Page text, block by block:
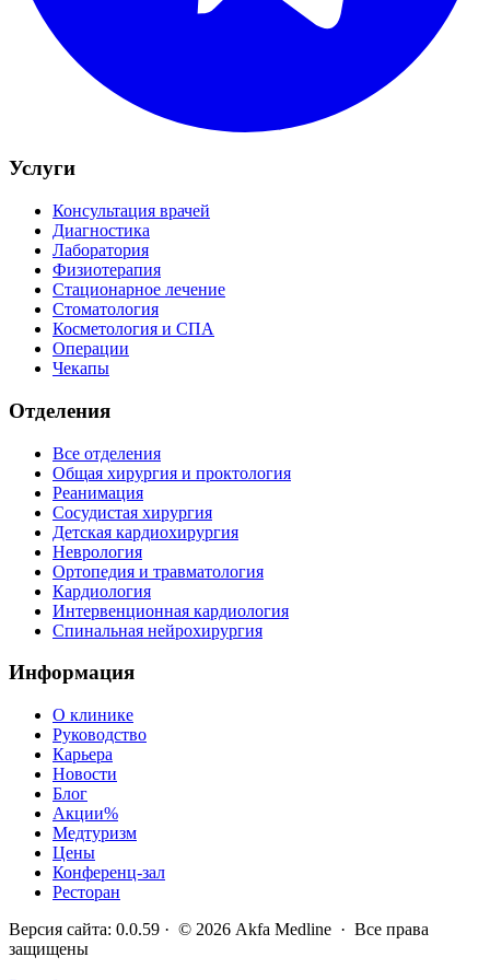
Услуги
Консультация врачей
Диагностика
Лаборатория
Физиотерапия
Стационарное лечение
Стоматология
Косметология и СПА
Операции
Чекапы
Отделения
Все отделения
Общая хирургия и проктология
Реанимация
Сосудистая хирургия
Детская кардиохирургия
Неврология
Ортопедия и травматология
Кардиология
Интервенционная кардиология
Спинальная нейрохирургия
Информация
О клинике
Руководство
Карьера
Новости
Блог
Акции%
Медтуризм
Цены
Конференц-зал
Ресторан
Версия сайта: 0.0.59 · © 2026 Akfa Medline · Все права
защищены